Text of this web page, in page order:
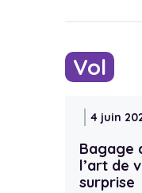
Vol
4 juin
Bagage
l’art de
surprise